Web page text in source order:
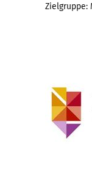
Zielgruppe: